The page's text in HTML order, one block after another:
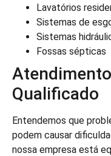
Lavatórios
Sistemas de
Sistemas
Fossas sépticas
Qualificado
Entendemos que
podem causar
nossa empresa está